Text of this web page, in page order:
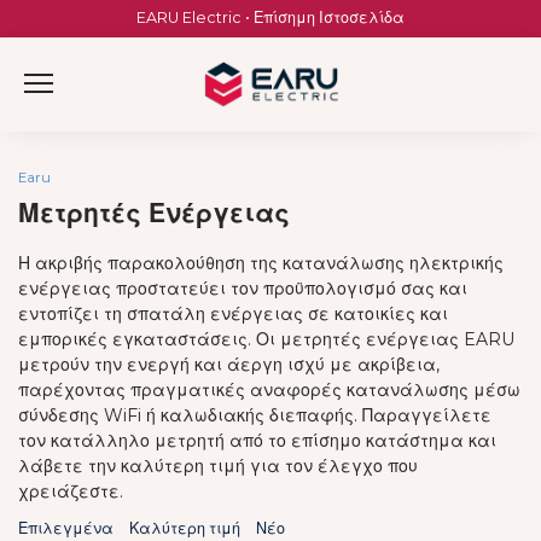
to
EARU Electric • Επίσημη Ιστοσελίδα
Earu
Μετρητές Ενέργειας
Η ακριβής παρακολούθηση της κατανάλωσης ηλεκτρικής
ενέργειας προστατεύει τον προϋπολογισμό σας και
εντοπίζει τη σπατάλη ενέργειας σε κατοικίες και
εμπορικές εγκαταστάσεις. Οι μετρητές ενέργειας EARU
μετρούν την ενεργή και άεργη ισχύ με ακρίβεια,
παρέχοντας πραγματικές αναφορές κατανάλωσης μέσω
σύνδεσης WiFi ή καλωδιακής διεπαφής. Παραγγείλετε
τον κατάλληλο μετρητή από το επίσημο κατάστημα και
λάβετε την καλύτερη τιμή για τον έλεγχο που
χρειάζεστε.
Επιλεγμένα Καλύτερη τιμή Νέο